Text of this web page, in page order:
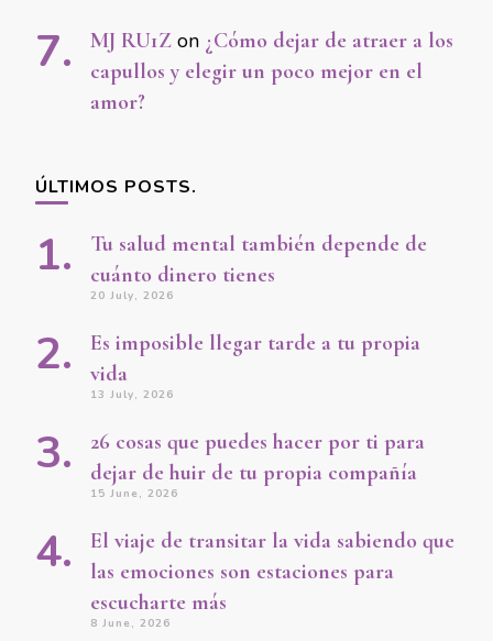
MJ RU1Z on ¿Cómo dejar de atraer a los
capullos y elegir un poco mejor en el
amor?
ÚLTIMOS POSTS.
Tu salud mental también depende de
cuánto dinero tienes
20 July, 2026
Es imposible llegar tarde a tu propia
vida
13 July, 2026
26 cosas que puedes hacer por ti para
dejar de huir de tu propia compañía
15 June, 2026
El viaje de transitar la vida sabiendo que
las emociones son estaciones para
escucharte más
8 June, 2026